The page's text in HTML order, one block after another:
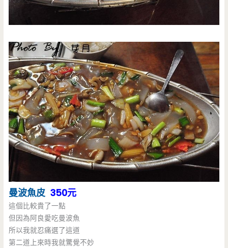
曼波魚皮 350元
這個比較貴了一點
但因為阿良愛吃曼波魚
所以我就忍痛選了這道
第二道上來時我就驚覺不妙